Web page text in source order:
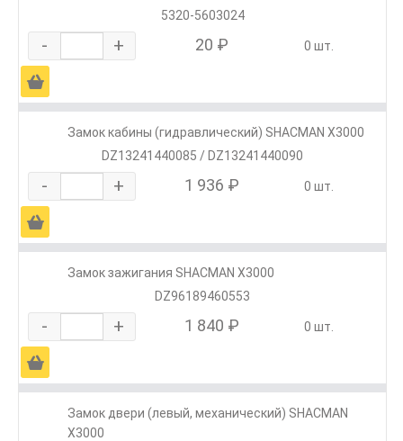
5320-5603024
- + 20 ₽ 0 шт.
Ä
Замок кабины (гидравлический) SHACMAN X3000
DZ13241440085 / DZ13241440090
- + 1 936 ₽ 0 шт.
Ä
Замок зажигания SHACMAN X3000
DZ96189460553
- + 1 840 ₽ 0 шт.
Ä
Замок двери (левый, механический) SHACMAN
X3000